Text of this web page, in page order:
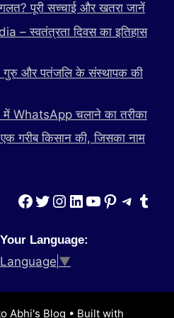
गलत? पूरी सच्चाई और खतरा जानें
– स्वतंत्रता दिवस का इतिहास
गुरु और पतंजलि के संस्थापक की
में WhatsApp चलाने का तरीका
गरीब किसान की, जिसका नाम
Facebook
Twitter
Instagram
LinkedIn
YouTube
Pinterest
Language:
▼
Abhi's Blog • Built with